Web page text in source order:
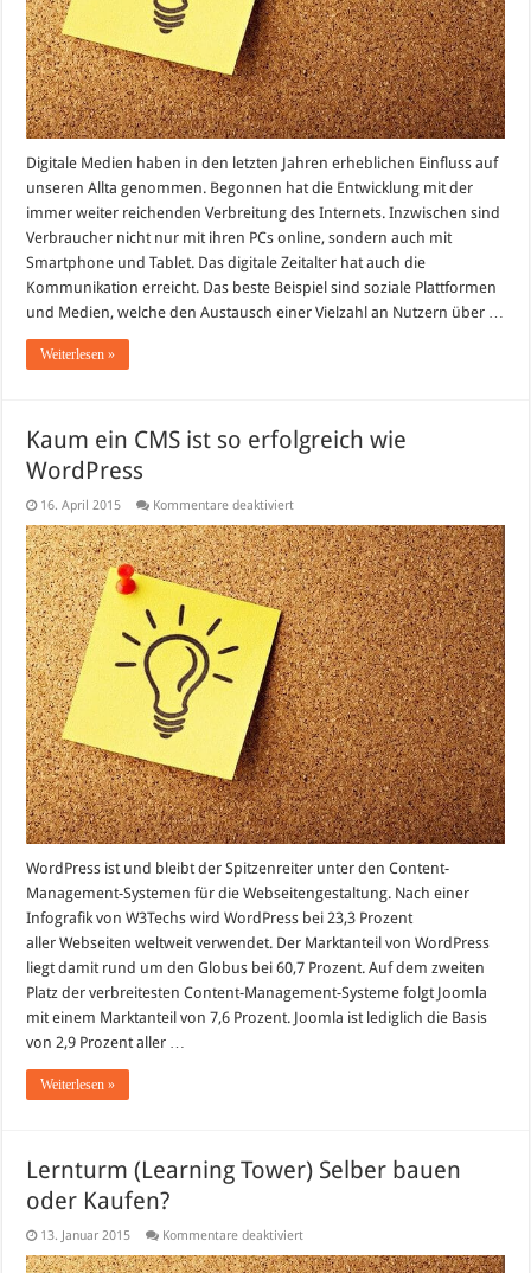
Digitale Medien haben in den letzten Jahren erheblichen Einfluss auf
unseren Allta genommen. Begonnen hat die Entwicklung mit der
immer weiter reichenden Verbreitung des Internets. Inzwischen sind
Verbraucher nicht nur mit ihren PCs online, sondern auch mit
Smartphone und Tablet. Das digitale Zeitalter hat auch die
Kommunikation erreicht. Das beste Beispiel sind soziale Plattformen
und Medien, welche den Austausch einer Vielzahl an Nutzern über …
Weiterlesen »
Kaum ein CMS ist so erfolgreich wie
WordPress
16. April 2015 Kommentare deaktiviertfür
ein
CMS
ist
so
erfolgreich
wie
WordPress
WordPress ist und bleibt der Spitzenreiter unter den Content-
Management-Systemen für die Webseitengestaltung. Nach einer
Infografik von W3Techs wird WordPress bei 23,3 Prozent
aller Webseiten weltweit verwendet. Der Marktanteil von WordPress
liegt damit rund um den Globus bei 60,7 Prozent. Auf dem zweiten
Platz der verbreitesten Content-Management-Systeme folgt Joomla
mit einem Marktanteil von 7,6 Prozent. Joomla ist lediglich die Basis
von 2,9 Prozent aller …
Weiterlesen »
Lernturm (Learning Tower) Selber bauen
oder Kaufen?
13. Januar 2015 Kommentare deaktiviertfür
(Learning